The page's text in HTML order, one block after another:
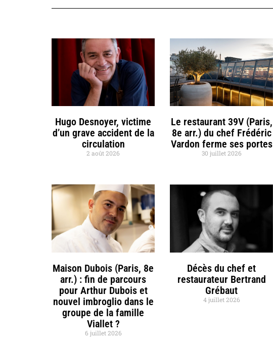
Hugo Desnoyer, victime
d’un grave accident de la
circulation
2 août 2026
Le restaurant 39V (Paris,
8e arr.) du chef Frédéric
Vardon ferme ses portes
30 juillet 2026
Maison Dubois (Paris, 8e
arr.) : fin de parcours
pour Arthur Dubois et
nouvel imbroglio dans le
groupe de la famille
Viallet ?
6 juillet 2026
Décès du chef et
restaurateur Bertrand
Grébaut
4 juillet 2026